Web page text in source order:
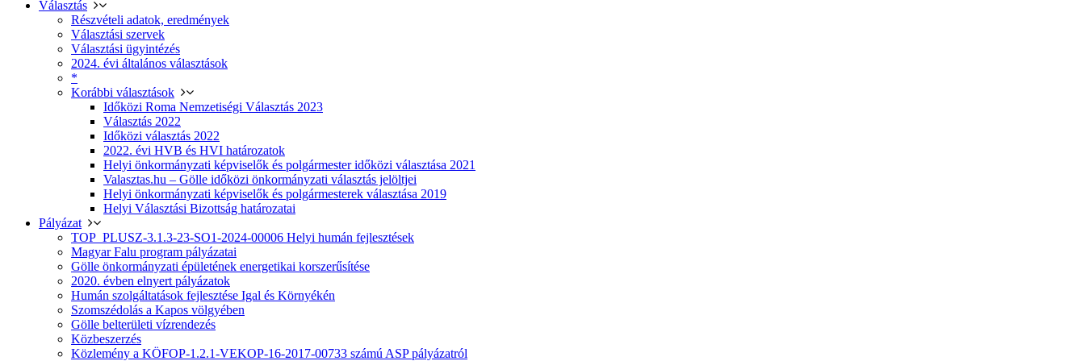
Választás
Részvételi adatok, eredmények
Választási szervek
Választási ügyintézés
2024. évi általános választások
*
Korábbi választások
Időközi Roma Nemzetiségi Választás 2023
Választás 2022
Időközi választás 2022
2022. évi HVB és HVI határozatok
Helyi önkormányzati képviselők és polgármester időközi választása 2021
Valasztas.hu – Gölle időközi önkormányzati választás jelöltjei
Helyi önkormányzati képviselők és polgármesterek választása 2019
Helyi Választási Bizottság határozatai
Pályázat
TOP_PLUSZ-3.1.3-23-SO1-2024-00006 Helyi humán fejlesztések
Magyar Falu program pályázatai
Gölle önkormányzati épületének energetikai korszerűsítése
2020. évben elnyert pályázatok
Humán szolgáltatások fejlesztése Igal és Környékén
Szomszédolás a Kapos völgyében
Gölle belterületi vízrendezés
Közbeszerzés
Közlemény a KÖFOP-1.2.1-VEKOP-16-2017-00733 számú ASP pályázatról